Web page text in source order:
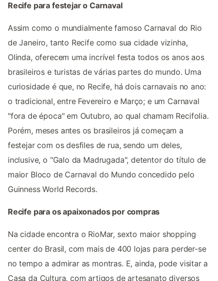
Recife para festejar o Carnaval
Assim como o mundialmente famoso Carnaval do Rio
de Janeiro, tanto Recife como sua cidade vizinha,
Olinda, oferecem uma incrível festa todos os anos aos
brasileiros e turistas de várias partes do mundo. Uma
curiosidade é que, no Recife, há dois carnavais no ano:
o tradicional, entre Fevereiro e Março; e um Carnaval
"fora de época" em Outubro, ao qual chamam Recifolia.
Porém, meses antes os brasileiros já começam a
festejar com os desfiles de rua, sendo um deles,
inclusive, o "Galo da Madrugada", detentor do título de
maior Bloco de Carnaval do Mundo concedido pelo
Guinness World Records.
Recife para os apaixonados por compras
Na cidade encontra o RioMar, sexto maior shopping
center do Brasil, com mais de 400 lojas para perder-se
no tempo a admirar as montras. E, ainda, pode visitar a
Casa da Cultura, com artigos de artesanato diversos